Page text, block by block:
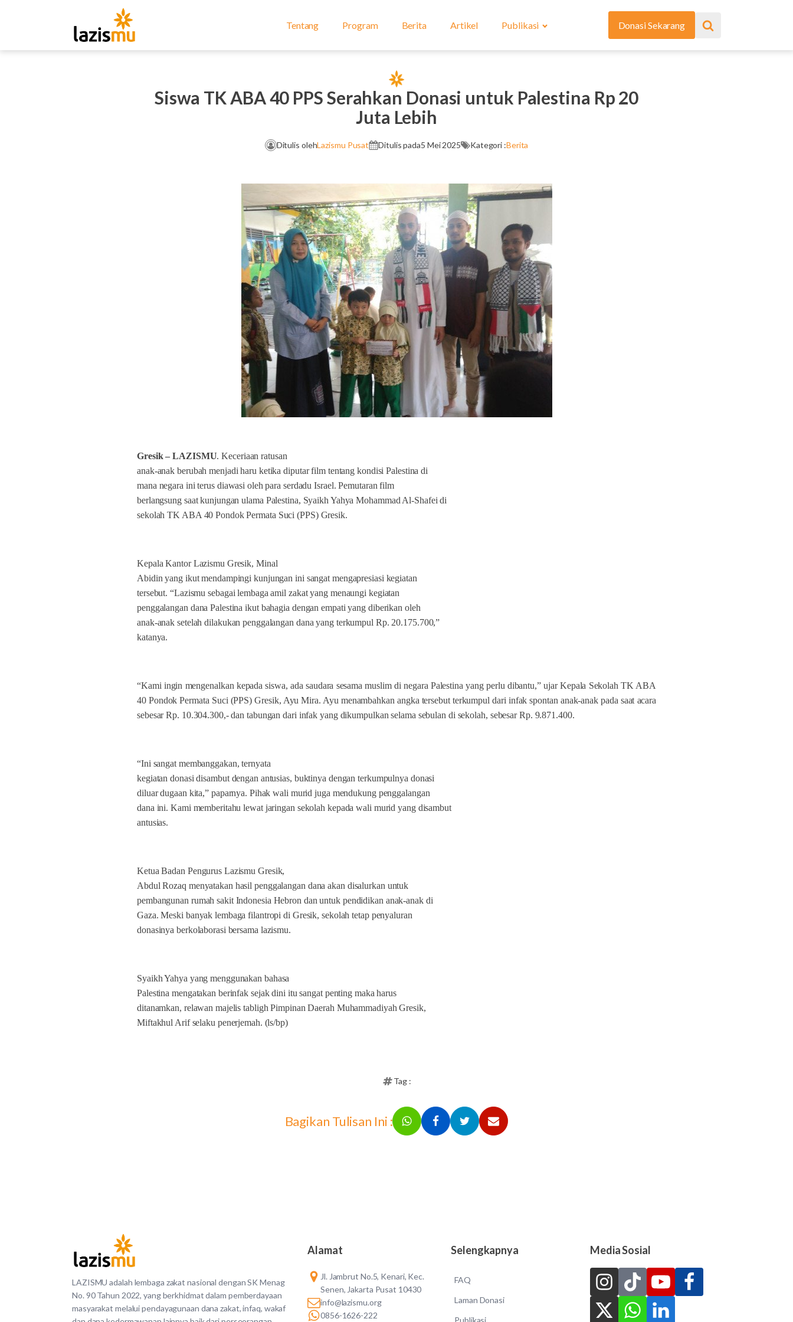
Tentang Program Berita Artikel Publikasi Donasi Sekarang
Siswa TK ABA 40 PPS Serahkan Donasi untuk Palestina Rp 20
Juta Lebih
Ditulis olehLazismu Pusat Ditulis pada5 Mei 2025 Kategori :Berita
Gresik – LAZISMU. Keceriaan ratusan
anak-anak berubah menjadi haru ketika diputar film tentang kondisi Palestina di
mana negara ini terus diawasi oleh para serdadu Israel. Pemutaran film
berlangsung saat kunjungan ulama Palestina, Syaikh Yahya Mohammad Al-Shafei di
sekolah TK ABA 40 Pondok Permata Suci (PPS) Gresik.
Kepala Kantor Lazismu Gresik, Minal
Abidin yang ikut mendampingi kunjungan ini sangat mengapresiasi kegiatan
tersebut. “Lazismu sebagai lembaga amil zakat yang menaungi kegiatan
penggalangan dana Palestina ikut bahagia dengan empati yang diberikan oleh
anak-anak setelah dilakukan penggalangan dana yang terkumpul Rp. 20.175.700,”
katanya.
“Kami ingin mengenalkan kepada siswa, ada saudara sesama muslim di negara Palestina yang perlu dibantu,” ujar Kepala Sekolah TK ABA
40 Pondok Permata Suci (PPS) Gresik, Ayu Mira. Ayu menambahkan angka tersebut terkumpul dari infak spontan anak-anak pada saat acara
sebesar Rp. 10.304.300,- dan tabungan dari infak yang dikumpulkan selama sebulan di sekolah, sebesar Rp. 9.871.400.
“Ini sangat membanggakan, ternyata
kegiatan donasi disambut dengan antusias, buktinya dengan terkumpulnya donasi
diluar dugaan kita,” paparnya. Pihak wali murid juga mendukung penggalangan
dana ini. Kami memberitahu lewat jaringan sekolah kepada wali murid yang disambut
antusias.
Ketua Badan Pengurus Lazismu Gresik,
Abdul Rozaq menyatakan hasil penggalangan dana akan disalurkan untuk
pembangunan rumah sakit Indonesia Hebron dan untuk pendidikan anak-anak di
Gaza. Meski banyak lembaga filantropi di Gresik, sekolah tetap penyaluran
donasinya berkolaborasi bersama lazismu.
Syaikh Yahya yang menggunakan bahasa
Palestina mengatakan berinfak sejak dini itu sangat penting maka harus
ditanamkan, relawan majelis tabligh Pimpinan Daerah Muhammadiyah Gresik,
Miftakhul Arif selaku penerjemah. (ls/bp)
Tag :
Bagikan Tulisan Ini :
LAZISMU adalah lembaga zakat nasional dengan SK Menag
No. 90 Tahun 2022, yang berkhidmat dalam pemberdayaan
masyarakat melalui pendayagunaan dana zakat, infaq, wakaf
Alamat
Jl. Jambrut No.5, Kenari, Kec.
Senen, Jakarta Pusat 10430
info@lazismu.org
0856-1626-222
Selengkapnya
FAQ
Laman Donasi
Publikasi
Media Sosial